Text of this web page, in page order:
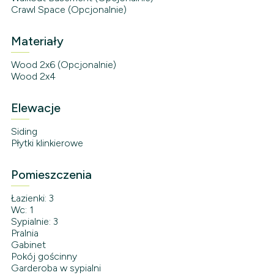
Crawl Space (Opcjonalnie)
Materiały
Wood 2x6 (Opcjonalnie)
Wood 2x4
Elewacje
Siding
Płytki klinkierowe
Pomieszczenia
Łazienki: 3
Wc: 1
Sypialnie: 3
Pralnia
Gabinet
Pokój gościnny
Garderoba w sypialni